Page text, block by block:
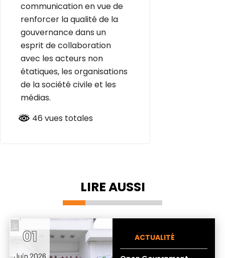
communication en vue de
renforcer la qualité de la
gouvernance dans un
esprit de collaboration
avec les acteurs non
étatiques, les organisations
de la société civile et les
médias.
46 vues totales
LIRE AUSSI
ACTUALITÉ
01
Juin 2026